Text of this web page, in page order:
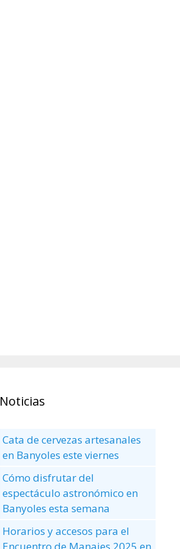
Noticias
Cata de cervezas artesanales
en Banyoles este viernes
Cómo disfrutar del
espectáculo astronómico en
Banyoles esta semana
Horarios y accesos para el